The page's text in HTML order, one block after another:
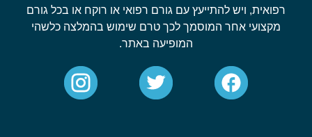
רפואית, ויש להתייעץ עם גורם רפואי או רוקח או בכל גורם
מקצועי אחר המוסמך לכך טרם שימוש בהמלצה כלשהי
המופיעה באתר.